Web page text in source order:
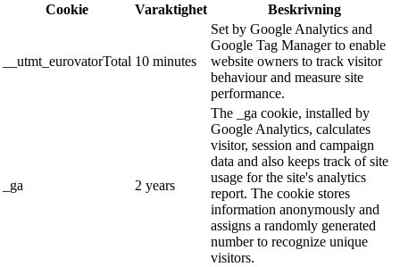
Cookie
Varaktighet Beskrivning
__utmt_eurovatorTotal 10 minutes
Set by Google Analytics and
Google Tag Manager to enable
website owners to track visitor
behaviour and measure site
performance.
_ga 2 years
The _ga cookie, installed by
Google Analytics, calculates
visitor, session and campaign
data and also keeps track of site
usage for the site's analytics
report. The cookie stores
information anonymously and
assigns a randomly generated
number to recognize unique
visitors.